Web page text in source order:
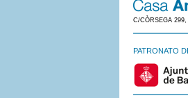
C/CÒRSEGA
PATRONATO